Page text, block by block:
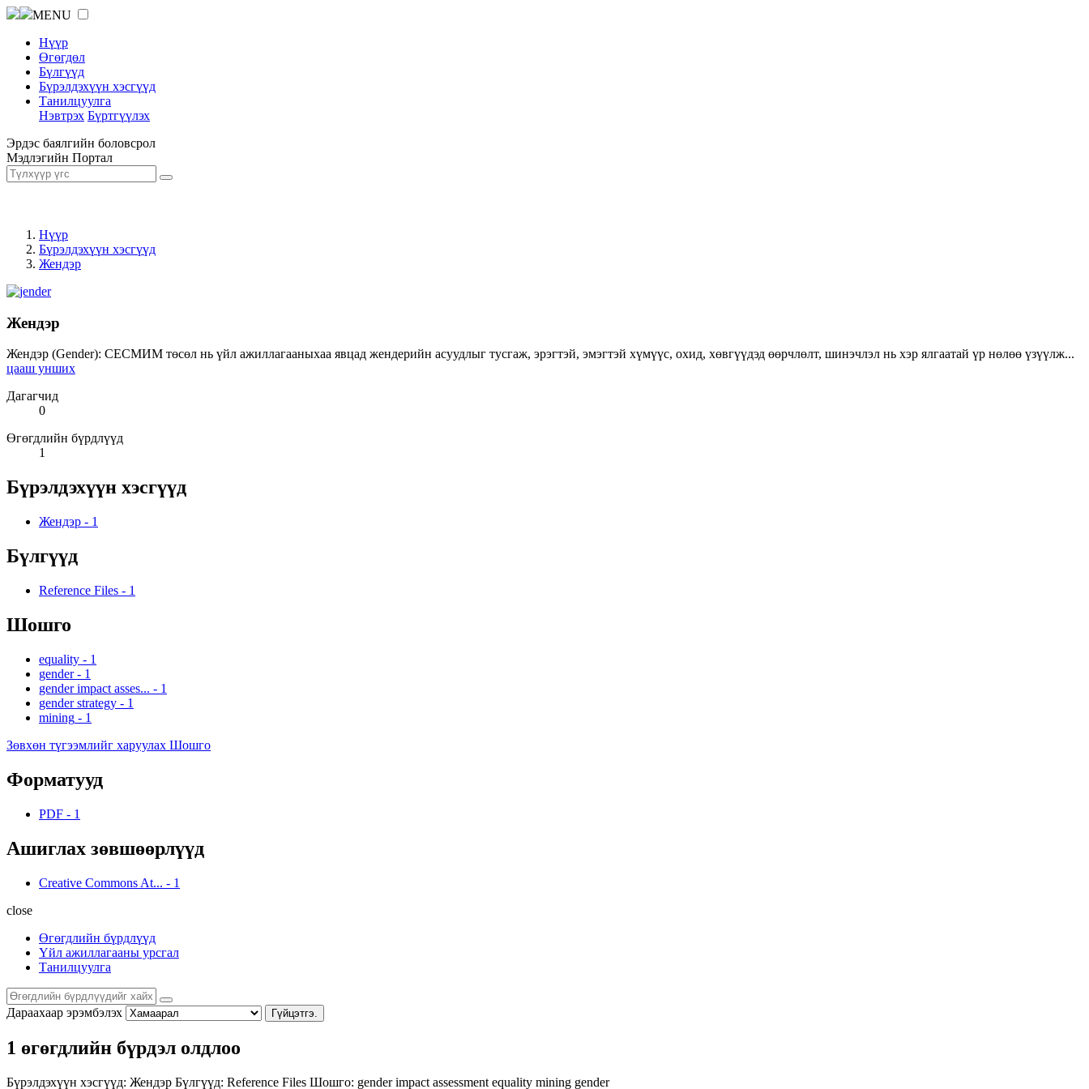
MENU
Нүүр
Өгөгдөл
Бүлгүүд
Бүрэлдэхүүн хэсгүүд
Танилцуулга
Нэвтрэх Бүртгүүлэх
Эрдэс баялгийн боловсрол
Мэдлэгийн Портал
Нүүр
Бүрэлдэхүүн хэсгүүд
Жендэр
Жендэр
Жендэр (Gender): СЕСМИМ төсөл нь үйл ажиллагааныхаа явцад жендерийн асуудлыг тусгаж, эрэгтэй, эмэгтэй хүмүүс, охид, хөвгүүдэд өөрчлөлт, шинэчлэл нь хэр ялгаатай үр нөлөө үзүүлж...
цааш унших
Дагагчид
0
Өгөгдлийн бүрдлүүд
1
Бүрэлдэхүүн хэсгүүд
Жендэр - 1
Бүлгүүд
Reference Files - 1
Шошго
equality - 1
gender - 1
gender impact asses... - 1
gender strategy - 1
mining - 1
Зөвхөн түгээмлийг харуулах Шошго
Форматууд
PDF - 1
Ашиглах зөвшөөрлүүд
Creative Commons At... - 1
close
Өгөгдлийн бүрдлүүд
Үйл ажиллагааны урсгал
Танилцуулга
Дараахаар эрэмбэлэх Гүйцэтгэ.
1 өгөгдлийн бүрдэл олдлоо
Бүрэлдэхүүн хэсгүүд: Жендэр Бүлгүүд: Reference Files Шошго: gender impact assessment equality mining gender